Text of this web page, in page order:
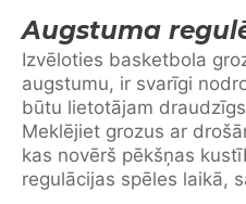
Augstuma
Izvēloties basketbola
augstumu, ir svarīgi
būtu lietotājam
Meklējiet grozus ar
kas novērš pēkšņas
regulācijas spēles laikā,